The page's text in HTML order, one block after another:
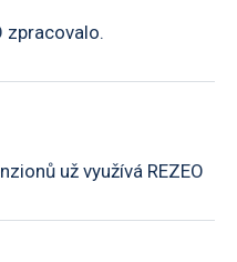
zpracovalo.
už využívá REZEO